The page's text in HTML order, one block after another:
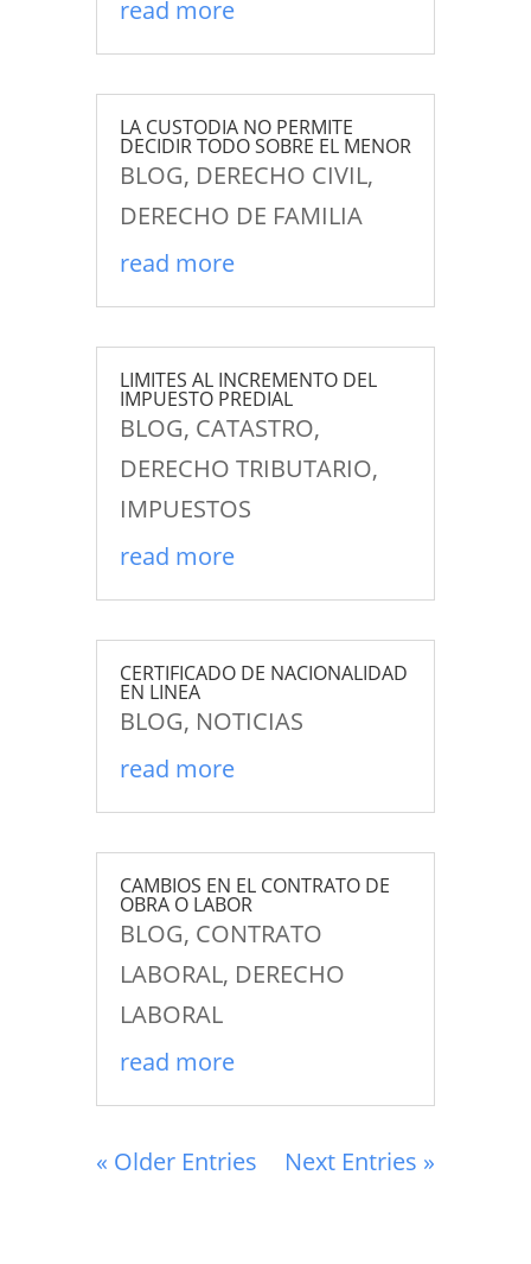
read more
LA CUSTODIA NO PERMITE
DECIDIR TODO SOBRE EL MENOR
BLOG, DERECHO CIVIL,
DERECHO DE FAMILIA
read more
LIMITES AL INCREMENTO DEL
IMPUESTO PREDIAL
BLOG, CATASTRO,
DERECHO TRIBUTARIO,
IMPUESTOS
read more
CERTIFICADO DE NACIONALIDAD
EN LINEA
BLOG, NOTICIAS
read more
CAMBIOS EN EL CONTRATO DE
OBRA O LABOR
BLOG, CONTRATO
LABORAL, DERECHO
LABORAL
read more
« Older Entries Next Entries »